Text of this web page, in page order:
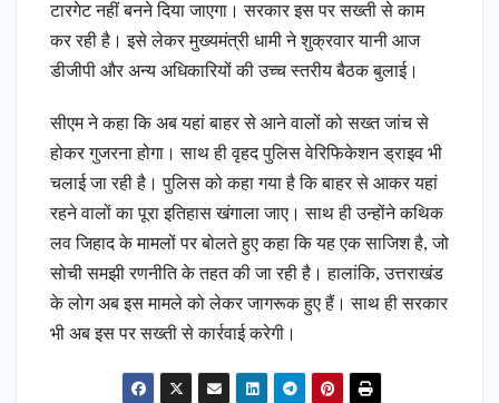
टारगेट नहीं बनने दिया जाएगा। सरकार इस पर सख्ती से काम
कर रही है। इसे लेकर मुख्‍यमंत्री धामी ने शुक्रवार यानी आज
डीजीपी और अन्य अधिकारियों की उच्च स्तरीय बैठक बुलाई।
सीएम ने कहा कि अब यहां बाहर से आने वालों को सख्त जांच से
होकर गुजरना होगा। साथ ही वृहद पुलिस वेरिफिकेशन ड्राइव भी
चलाई जा रही है। पुलिस को कहा गया है कि बाहर से आकर यहां
रहने वालों का पूरा इतिहास खंगाला जाए। साथ ही उन्होंने कथिक
लव जिहाद के मामलों पर बोलते हुए कहा कि यह एक साजिश है, जो
सोची समझी रणनीति के तहत की जा रही है। हालांकि, उत्तराखंड
के लोग अब इस मामले को लेकर जागरूक हुए हैं। साथ ही सरकार
भी अब इस पर सख्ती से कार्रवाई करेगी।